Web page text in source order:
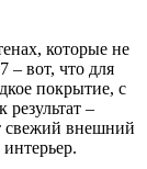
которые не
– вот, что для
покрытие, с
–
свежий внешний